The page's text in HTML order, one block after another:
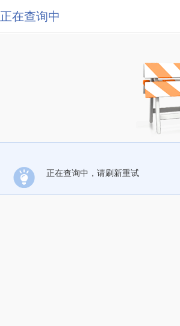
正在查询中
正在查询中，请刷新重试